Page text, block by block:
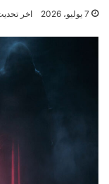
7 يوليو، 2026 اخر تحديث